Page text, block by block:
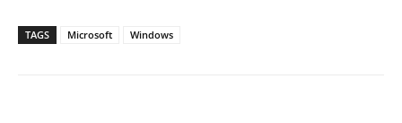
TAGS Microsoft Windows